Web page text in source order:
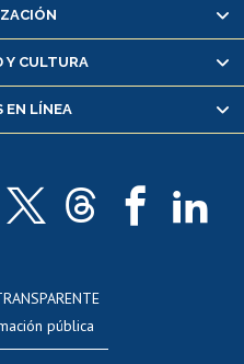
de notas
y dental
crédito alumnos
Y CULTURA
EN LÍNEA
pública